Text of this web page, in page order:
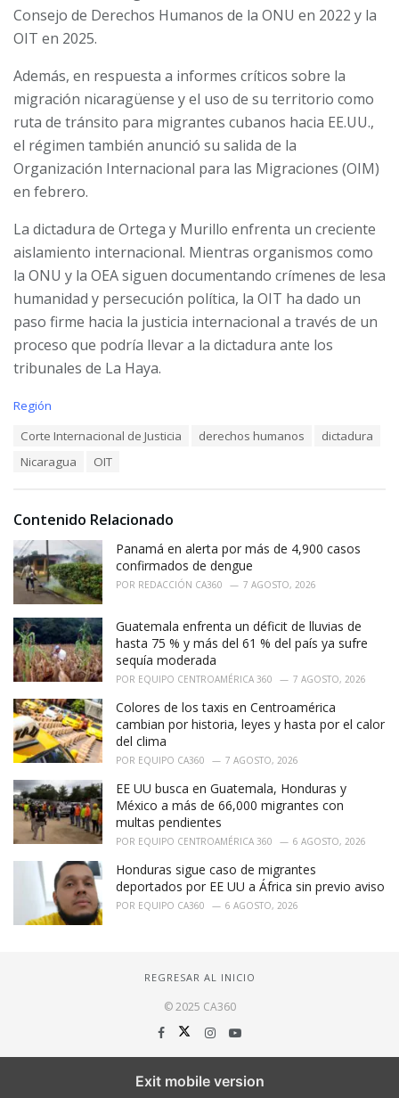
Consejo de Derechos Humanos de la ONU en 2022 y la
OIT en 2025.
Además, en respuesta a informes críticos sobre la
migración nicaragüense y el uso de su territorio como
ruta de tránsito para migrantes cubanos hacia EE.UU.,
el régimen también anunció su salida de la
Organización Internacional para las Migraciones (OIM)
en febrero.
La dictadura de Ortega y Murillo enfrenta un creciente
aislamiento internacional. Mientras organismos como
la ONU y la OEA siguen documentando crímenes de lesa
humanidad y persecución política, la OIT ha dado un
paso firme hacia la justicia internacional a través de un
proceso que podría llevar a la dictadura ante los
tribunales de La Haya.
C
i
s
:
Región
Corte Internacional de Justicia derechos humanos
dictadura
Nicaragua
OIT
Contenido Relacionado
Panamá en alerta por más de 4,900 casos
confirmados de dengue
POR REDACCIÓN CA360 7 AGOSTO, 2026
Guatemala enfrenta un déficit de lluvias de
hasta 75 % y más del 61 % del país ya sufre
sequía moderada
POR EQUIPO CENTROAMÉRICA 360 7 AGOSTO, 2026
Colores de los taxis en Centroamérica
cambian por historia, leyes y hasta por el calor
del clima
POR EQUIPO CA360 7 AGOSTO, 2026
EE UU busca en Guatemala, Honduras y
México a más de 66,000 migrantes con
multas pendientes
POR EQUIPO CENTROAMÉRICA 360 6 AGOSTO, 2026
Honduras sigue caso de migrantes
deportados por EE UU a África sin previo aviso
POR EQUIPO CA360 6 AGOSTO, 2026
REGRESAR AL INICIO
© 2025 CA360
Exit mobile version